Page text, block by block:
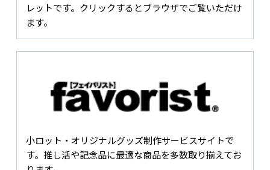
レットです。クリックするとブラウザでご覧いただけ
ます。
小ロット・オリジナルグッズ制作サービスサイトで
す。推し活や記念品に最適な商品を多数取り揃えてお